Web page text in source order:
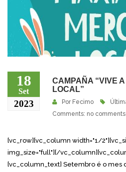
18
Set
2023
CAMPAÑA “VIVE
LOCAL”
Por Fecimo
Comments: no comments
[vc_row][vc_column width="1/
img_size="full"][/
[vc_column_text] Setembro é o mes